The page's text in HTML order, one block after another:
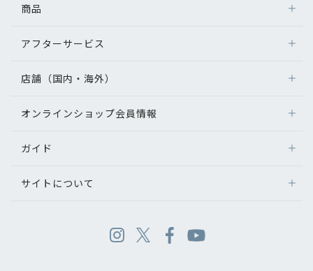
商品
アフターサービス
店舗（国内・海外）
オンラインショップ会員情報
ガイド
サイトについて